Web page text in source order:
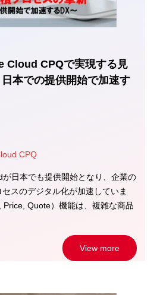
Cloud CPQで実現する見
本での提供開始で加速す
CPQ
日本でも提供開始となり、企業の
スのデジタル化が加速していま
Quote）機能は、複雑な商品
View more